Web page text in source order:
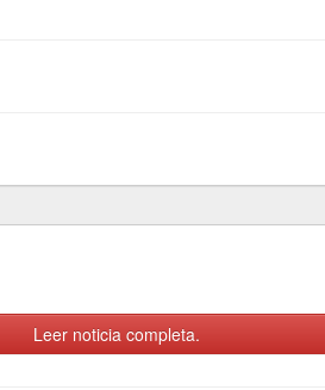
Leer noticia completa.